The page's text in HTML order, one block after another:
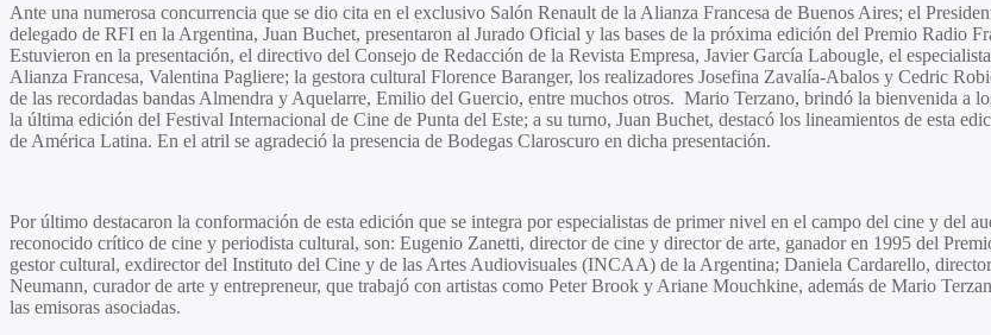
Ante una numerosa concurrencia que se dio cita en el exclusivo Salón Renault de la Alianza Francesa de Buenos Aires; el
delegado de RFI en la Argentina, Juan Buchet, presentaron al Jurado Oficial y las bases de la próxima edición del Premio Radio
Estuvieron en la presentación, el directivo del Consejo de Redacción de la Revista Empresa, Javier García Labougle, el
Alianza Francesa, Valentina Pagliere; la gestora cultural Florence Baranger, los realizadores Josefina Zavalía-Abalos y Cedric
de las recordadas bandas Almendra y Aquelarre, Emilio del Guercio, entre muchos otros. Mario Terzano, brindó la bienvenida a
la última edición del Festival Internacional de Cine de Punta del Este; a su turno, Juan Buchet, destacó los lineamientos de esta
de América Latina. En el atril se agradeció la presencia de Bodegas Claroscuro en dicha presentación.
Por último destacaron la conformación de esta edición que se integra por especialistas de primer nivel en el campo del cine y del
reconocido crítico de cine y periodista cultural, son: Eugenio Zanetti, director de cine y director de arte, ganador en 1995 del
gestor cultural, exdirector del Instituto del Cine y de las Artes Audiovisuales (INCAA) de la Argentina; Daniela Cardarello,
Neumann, curador de arte y entrepreneur, que trabajó con artistas como Peter Brook y Ariane Mouchkine, además de Mario
las emisoras asociadas.